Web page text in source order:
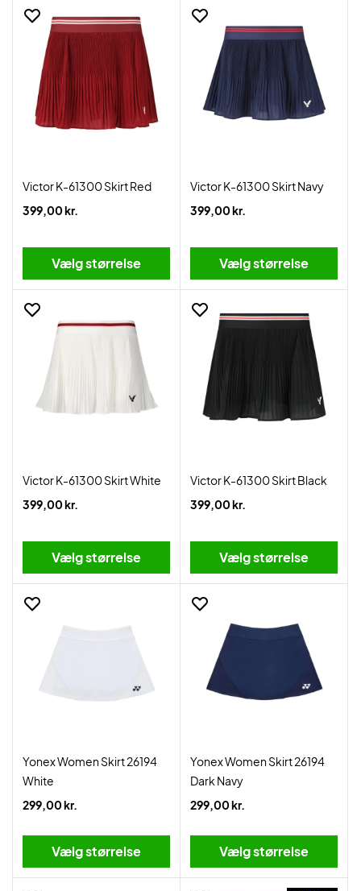
Victor K-61300 Skirt Red
399,00 kr.
Vælg størrelse
Victor K-61300 Skirt Navy
399,00 kr.
Vælg størrelse
Victor K-61300 Skirt White
399,00 kr.
Vælg størrelse
Victor K-61300 Skirt Black
399,00 kr.
Vælg størrelse
Yonex Women Skirt 26194
White
299,00 kr.
Vælg størrelse
Yonex Women Skirt 26194
Dark Navy
299,00 kr.
Vælg størrelse